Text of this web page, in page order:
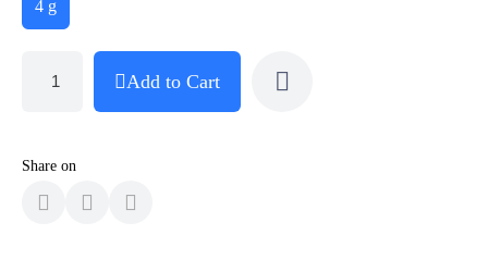
4 g
Add to Cart
Share on